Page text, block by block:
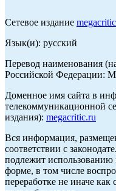
Сетевое издание
Язык(и): русский
Перевод наименования
Российской Федерации:
Доменное имя сайта в
телекоммуникационной
издания): megacritic.ru
Вся информация,
соответствии с
подлежит
форме, в том числе
переработке не иначе